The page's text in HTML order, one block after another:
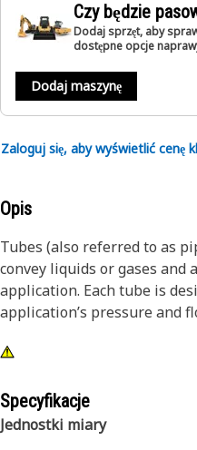
Czy będzie
Dodaj sprzęt, aby
dostępne opcje
Dodaj maszynę
Zaloguj się, aby wyświetlić cenę
Opis
Tubes (also referred to as
convey liquids or gases and
application. Each tube is designed to withstand the
application’s pressure and
Specyfikacje
Jednostki miary